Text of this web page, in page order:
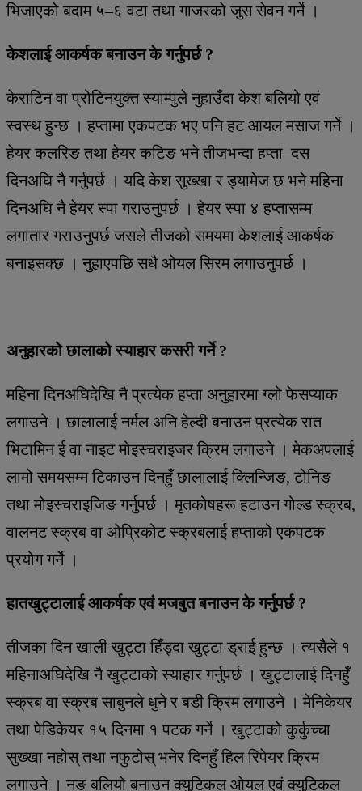
भिजाएको बदाम ५–६ वटा तथा गाजरको जुस सेवन गर्ने ।
केशलाई आकर्षक बनाउन के गर्नुपर्छ ?
केराटिन वा प्रोटिनयुक्त स्याम्पुले नुहाउँदा केश बलियो एवं
स्वस्थ हुन्छ । हप्तामा एकपटक भए पनि हट आयल मसाज गर्ने ।
हेयर कलरिङ तथा हेयर कटिङ भने तीजभन्दा हप्ता–दस
दिनअघि नै गर्नुपर्छ । यदि केश सुख्खा र ड्यामेज छ भने महिना
दिनअघि नै हेयर स्पा गराउनुपर्छ । हेयर स्पा ४ हप्तासम्म
लगातार गराउनुपर्छ जसले तीजको समयमा केशलाई आकर्षक
बनाइसक्छ । नुहाएपछि सधै ओयल सिरम लगाउनुपर्छ ।
अनुहारको छालाको स्याहार कसरी गर्ने ?
महिना दिनअघिदेखि नै प्रत्येक हप्ता अनुहारमा ग्लो फेसप्याक
लगाउने । छालालाई नर्मल अनि हेल्दी बनाउन प्रत्येक रात
भिटामिन ई वा नाइट मोइस्चराइजर क्रिम लगाउने । मेकअपलाई
लामो समयसम्म टिकाउन दिनहुँ छालालाई क्लिन्जिङ, टोनिङ
तथा मोइस्चराइजिङ गर्नुपर्छ । मृतकोषहरू हटाउन गोल्ड स्क्रब,
वालनट स्क्रब वा ओप्रिकोट स्क्रबलाई हप्ताको एकपटक
प्रयोग गर्ने ।
हातखुट्टालाई आकर्षक एवं मजबुत बनाउन के गर्नुपर्छ ?
तीजका दिन खाली खुट्टा हिँड्दा खुट्टा ड्राई हुन्छ । त्यसैले १
महिनाअघिदेखि नै खुट्टाको स्याहार गर्नुपर्छ । खुट्टालाई दिनहुँ
स्क्रब वा स्क्रब साबुनले धुने र बडी क्रिम लगाउने । मेनिकेयर
तथा पेडिकेयर १५ दिनमा १ पटक गर्ने । खुट्टाको कुर्कुच्चा
सुख्खा नहोस् तथा नफुटोस् भनेर दिनहुँ हिल रिपेयर क्रिम
लगाउने । नङ बलियो बनाउन क्युटिकल ओयल एवं क्युटिकल